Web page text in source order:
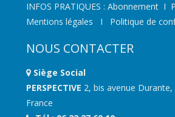
INFOS PRATIQUES : Abonnement I
Mentions légales I Politique de
NOUS CONTACTER
Siège Social
PERSPECTIVE 2, bis avenue Durante,
France